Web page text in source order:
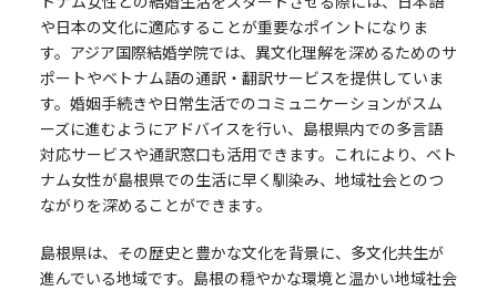
や日本の文化に適応することが重要なポイントになりま
す。アジア国際結婚学院では、異文化理解を深めるためのサ
ポートやベトナム語の通訳・翻訳サービスを提供していま
す。婚姻手続きや日常生活でのコミュニケーションがスム
ーズに進むようにアドバイスを行い、島根県内での多言語
対応サービスや通訳窓口も活用できます。これにより、ベト
ナム女性が島根県での生活に早く馴染み、地域社会とのつ
ながりを深めることができます。
島根県は、その歴史と豊かな文化を背景に、多文化共生が
進んでいる地域です。島根の穏やかな環境と温かい地域社会